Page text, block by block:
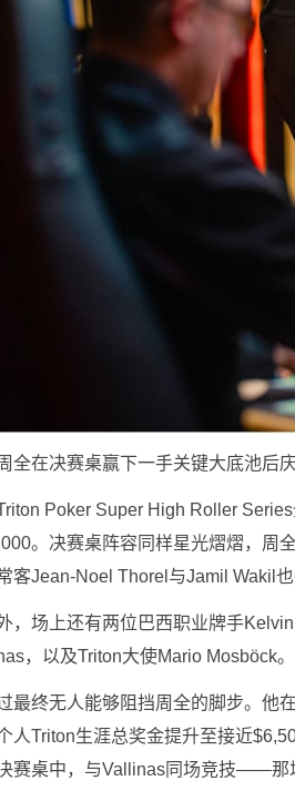
全在决赛桌赢下一手关键大底池后
Poker Super High Roller
。决赛桌阵容同样星光熠熠，周
客Jean-Noel Thorel与Jamil Wakil也
，场上还有两位巴西职业牌手
，以及Triton大使Mario Mosböck。
最终无人能够阻挡周全的脚步。他
人Triton生涯总奖金提升至接近
赛桌中，与Vallinas同场竞技——